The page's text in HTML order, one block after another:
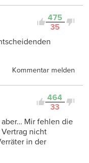
475
35
Kommentar melden
464
33
Mir fehlen die
nicht
in der